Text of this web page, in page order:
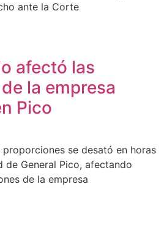
ante la Corte
afectó las
la empresa
Pico
se desató en horas
de General Pico, afectando
de la empresa